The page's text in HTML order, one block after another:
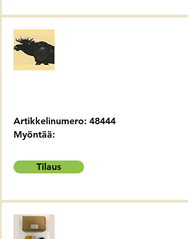
Artikkelinumero: 48444
Myöntää:
Tilaus